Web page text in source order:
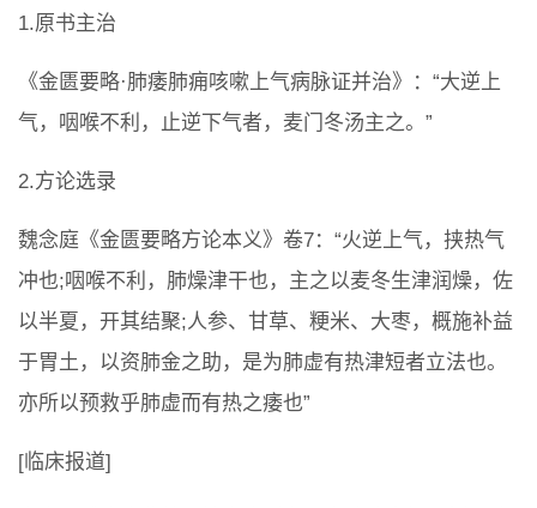
1.原书主治
《金匮要略·肺痿肺痈咳嗽上气病脉证并治》：“大逆上
气，咽喉不利，止逆下气者，麦门冬汤主之。”
2.方论选录
魏念庭《金匮要略方论本义》卷7：“火逆上气，挟热气
冲也;咽喉不利，肺燥津干也，主之以麦冬生津润燥，佐
以半夏，开其结聚;人参、甘草、粳米、大枣，概施补益
于胃土，以资肺金之助，是为肺虚有热津短者立法也。
亦所以预救乎肺虚而有热之痿也”
[临床报道]